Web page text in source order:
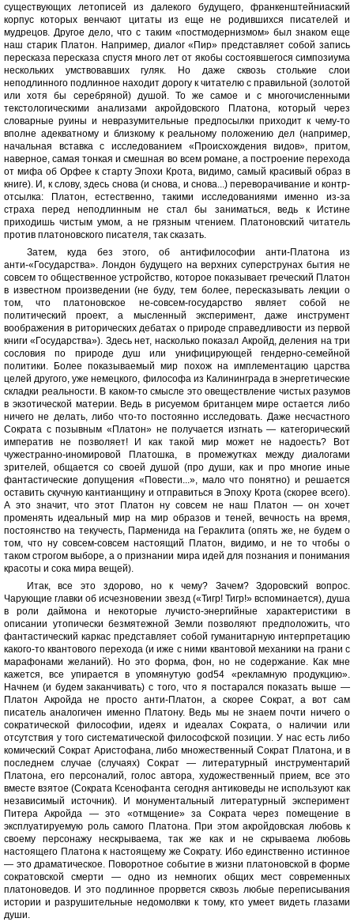
существующих летописей из далекого будущего, франкенштейниаский
корпус которых венчают цитаты из еще не родившихся писателей и
мудрецов. Другое дело, что с таким «постмодернизмом» был знаком еще
наш старик Платон. Например, диалог «Пир» представляет собой запись
пересказа пересказа спустя много лет от якобы состоявшегося симпозиума
нескольких умствовавших гуляк. Но даже сквозь столькие слои
неподлинного подлинное находит дорогу к читателю с правильной (золотой
или хотя бы серебряной) душой. То же самое и с многочисленными
текстологическими анализами акройдовского Платона, который через
словарные руины и невразумительные предпосылки приходит к чему-то
вполне адекватному и близкому к реальному положению дел (например,
начальная вставка с исследованием «Происхождения видов», притом,
наверное, самая тонкая и смешная во всем романе, а построение перехода
от мифа об Орфее к старту Эпохи Крота, видимо, самый красивый образ в
книге). И, к слову, здесь снова (и снова, и снова...) переворачивание и контр-
отсылка: Платон, естественно, такими исследованиями именно из-за
страха перед неподлинным не стал бы заниматься, ведь к Истине
приходишь чистым умом, а не грязным чтением. Платоновский читатель
против платоновского писателя, так сказать.
Затем, куда без этого, об антифилософии анти-Платона из
анти-«Государства». Лондон будущего на верхних суперструнах бытия не
совсем то общественное устройство, которое показывает греческий Платон
в известном произведении (не буду, тем более, пересказывать лекции о
том, что платоновское не-совсем-государство являет собой не
политический проект, а мысленный эксперимент, даже инструмент
воображения в риторических дебатах о природе справедливости из первой
книги «Государства»). Здесь нет, насколько показал Акройд, деления на три
сословия по природе душ или унифицирующей гендерно-семейной
политики. Более показываемый мир похож на имплементацию царства
целей другого, уже немецкого, философа из Калининграда в энергетические
складки реальности. В каком-то смысле это овеществление чистых разумов
в экзотической материи. Ведь в рисуемом британцем мире остается либо
ничего не делать, либо что-то постоянно исследовать. Даже несчастного
Сократа с позывным «Платон» не получается изгнать — категорический
императив не позволяет! И как такой мир может не надоесть? Вот
чужестранно-иномировой Платошка, в промежутках между диалогами
зрителей, общается со своей душой (про души, как и про многие иные
фантастические допущения «Повести...», мало что понятно) и решается
оставить скучную кантианщину и отправиться в Эпоху Крота (скорее всего).
А это значит, что этот Платон ну совсем не наш Платон — он хочет
променять идеальный мир на мир образов и теней, вечность на время,
постоянство на текучесть, Парменида на Гераклита (опять же, не будем о
том, что ну совсем-совсем настоящий Платон, видимо, и не то чтобы о
таком строгом выборе, а о признании мира идей для познания и понимания
красоты и сока мира вещей).
Итак, все это здорово, но к чему? Зачем? Здоровский вопрос.
Чарующие главки об исчезновении звезд («Тигр! Тигр!» вспоминается), душа
в роли даймона и некоторые лучисто-энергийные характеристики в
описании утопически безмятежной Земли позволяют предположить, что
фантастический каркас представляет собой гуманитарную интерпретацию
какого-то квантового перехода (и иже с ними квантовой механики на грани с
марафонами желаний). Но это форма, фон, но не содержание. Как мне
кажется, все упирается в упомянутую god54 «рекламную продукцию».
Начнем (и будем заканчивать) с того, что я постарался показать выше —
Платон Акройда не просто анти-Платон, а скорее Сократ, а вот сам
писатель аналогичен именно Платону. Ведь мы не знаем почти ничего о
сократической философии, идеях и идеалах Сократа, о наличии или
отсутствия у того систематической философской позиции. У нас есть либо
комический Сократ Аристофана, либо множественный Сократ Платона, и в
последнем случае (случаях) Сократ — литературный инструментарий
Платона, его персоналий, голос автора, художественный прием, все это
вместе взятое (Сократа Ксенофанта сегодня антиковеды не используют как
независимый источник). И монументальный литературный эксперимент
Питера Акройда — это «отмщение» за Сократа через помещение в
эксплуатируемую роль самого Платона. При этом акройдовская любовь к
своему персонажу нескрываема, так же как и не скрываема любовь
настоящего Платона к настоящему же Сократу. Ибо единственно истинное
— это драматическое. Поворотное событие в жизни платоновской в форме
сократовской смерти — одно из немногих общих мест современных
платоноведов. И это подлинное прорвется сквозь любые переписывания
истории и разрушительные недомолвки к тому, кто умеет видеть глазами
души.